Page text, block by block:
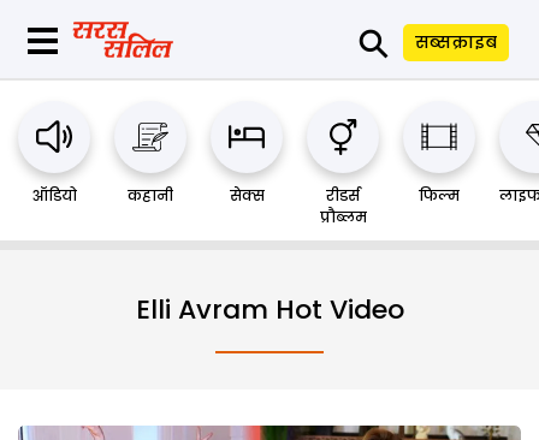
⚲ सब्सक्राइब
ऑडियो कहानी सेक्स
रीडर्स
प्रौब्लम
फिल्म
Elli Avram Hot Video